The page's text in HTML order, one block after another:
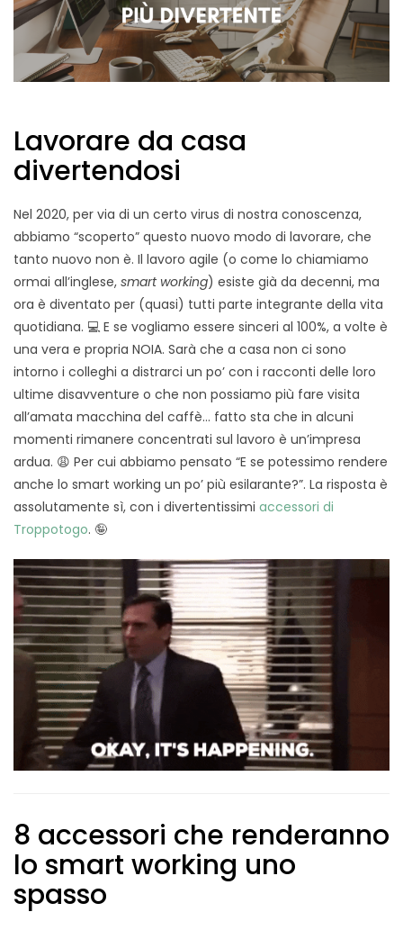
Lavorare da casa
divertendosi
Nel 2020, per via di un certo virus di nostra conoscenza,
abbiamo “scoperto” questo nuovo modo di lavorare, che
tanto nuovo non è. Il lavoro agile (o come lo chiamiamo
ormai all’inglese, smart working) esiste già da decenni, ma
ora è diventato per (quasi) tutti parte integrante della vita
quotidiana. 💻 E se vogliamo essere sinceri al 100%, a volte è
una vera e propria NOIA. Sarà che a casa non ci sono
intorno i colleghi a distrarci un po’ con i racconti delle loro
ultime disavventure o che non possiamo più fare visita
all’amata macchina del caffè… fatto sta che in alcuni
momenti rimanere concentrati sul lavoro è un’impresa
ardua. 😩 Per cui abbiamo pensato “E se potessimo rendere
anche lo smart working un po’ più esilarante?”. La risposta è
assolutamente sì, con i divertentissimi accessori di
Troppotogo. 🤪
8 accessori che renderanno
lo smart working uno
spasso